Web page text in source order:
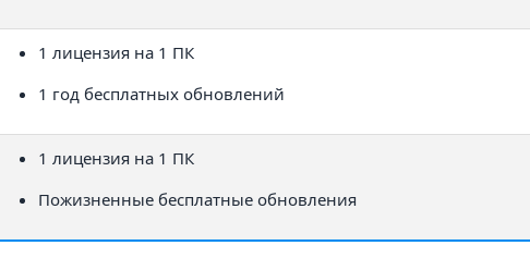
1 лицензия на 1 ПК
1 год бесплатных обновлений
1 лицензия на 1 ПК
Пожизненные бесплатные обновления